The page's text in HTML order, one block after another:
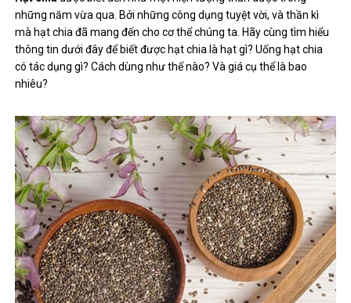
những năm vừa qua. Bởi những công dụng tuyệt vời, và thần kì
mà hạt chia đã mang đến cho cơ thể chúng ta. Hãy cùng tìm hiểu
thông tin dưới đây để biết được hạt chia là hạt gì? Uống hạt chia
có tác dụng gì? Cách dùng như thế nào? Và giá cụ thể là bao
nhiêu?